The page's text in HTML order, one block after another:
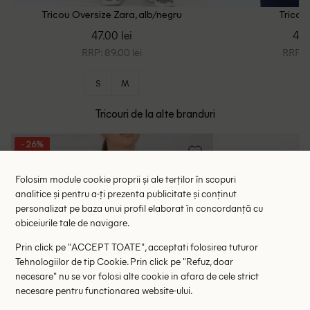
Tricou Oversize Zara, alb/negru
47.00 lei
RRP: 89.00 lei
S M
RRP:
Tricouri de la alte branduri
- 26%
Folosim module cookie proprii și ale terților în scopuri
analitice și pentru a-ți prezenta publicitate și conținut
personalizat pe baza unui profil elaborat în concordanță cu
obiceiurile tale de navigare.
Prin click pe "ACCEPT TOATE", acceptati folosirea tuturor
Tehnologiilor de tip Cookie. Prin click pe "Refuz, doar
necesare" nu se vor folosi alte cookie in afara de cele strict
necesare pentru functionarea website-ului.